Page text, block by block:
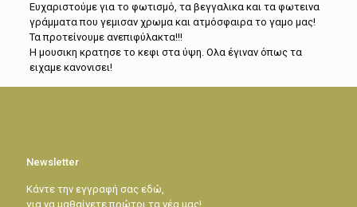
Ευχαριστούμε για το φωτισμό, τα βεγγαλικα και τα φωτεινα
γράμματα που γεμισαν χρωμα και ατμόσφαιρα το γαμο μας!
Τα προτείνουμε ανεπιφύλακτα!!!
Η μουσικη κρατησε το κεφι στα ύψη. Ολα έγιναν όπως τα
ειχαμε κανονισει!
Newsletter
Κάντε την εγγραφή σας εδώ,
για να μαθαίνετε πρώτοι τα νέα μας!